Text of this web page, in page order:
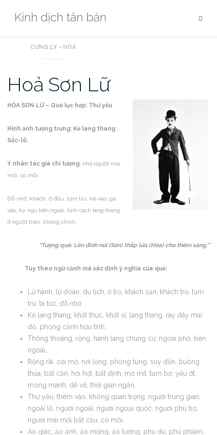
Kinh dịch tân bản
CUNG LY - HOẢ
Hoả Sơn Lữ
HỎA SƠN LỮ – Quẻ lục hợp: Thứ yếu
Hình ảnh tượng trưng: Kẻ lang thang
Sắc-lô.
Ỷ nhân tác giá chi tượng: nhờ người mai
mối, cò mồi.
Đỗ nhờ, khách, ở đậu, tạm trú, kê vào, gá
vào, ký ngụ bên ngoài, tính cách lang thang,
ít người thân, không chính.
“Tượng quẻ: Lên đỉnh núi (Sơn) thắp lửa (Hỏa) cho thêm sáng.”
Tùy theo ngữ cảnh mà xác định ý nghĩa của quẻ:
Lữ hành, lữ đoàn, du lịch, ở trọ, khách sạn, khách trọ, tạm
trú, tá túc, đỗ nhờ
Kẻ lang thang, khất thực, khất sĩ, lang thang, rày đây mai
đó, phong cảnh hữu tình…
Thông thoáng, rộng, hành lang chung cư, ngoài phố, bên
ngoài…
Rộng rãi, cởi mở, nới lỏng, phóng túng, suy đốn, buông
thùa, bất cần, hời hợt, bất định, mờ mịt, tạm bợ, yếu ớt,
mong manh, dễ vỡ, thời gian ngắn…
Thứ yếu, thêm vào, không quan trọng, người trung gian,
ngoài lề, người ngoài, người ngoại quốc, người phù trợ,
người mai mối bắt cầu, cò mồi…
Ảo giác, ảo ảnh, ảo mộng, ảo tưởng, phù du, phù phiếm,